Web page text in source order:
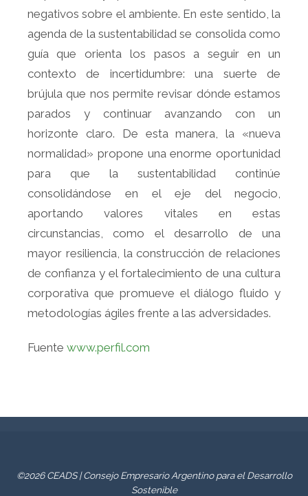
negativos sobre el ambiente. En este sentido, la
agenda de la sustentabilidad se consolida como
guía que orienta los pasos a seguir en un
contexto de incertidumbre: una suerte de
brújula que nos permite revisar dónde estamos
parados y continuar avanzando con un
horizonte claro. De esta manera, la «nueva
normalidad» propone una enorme oportunidad
para que la sustentabilidad continúe
consolidándose en el eje del negocio,
aportando valores vitales en estas
circunstancias, como el desarrollo de una
mayor resiliencia, la construcción de relaciones
de confianza y el fortalecimiento de una cultura
corporativa que promueve el diálogo fluido y
metodologías ágiles frente a las adversidades.
Fuente www.perfil.com
©2026 CEADS | Consejo Empresario Argentino para el Desarrollo
Sostenible